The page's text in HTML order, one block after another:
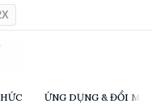
ỨNG DỤNG & ĐỔI